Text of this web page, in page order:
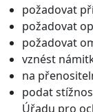
požadovat
požadovat
požadovat
vznést
na
podat
Úřadu pro